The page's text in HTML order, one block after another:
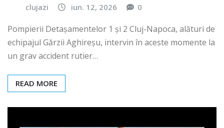
clujazi iun. 12, 2026 0
Pompierii Detașamentelor 1 și 2 Cluj-Napoca, alături de
echipajul Gărzii Aghireșu, intervin în aceste momente la
un grav accident rutier…
READ MORE